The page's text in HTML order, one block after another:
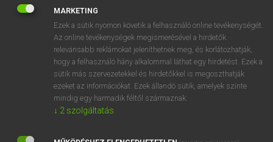
keresése szótárainkban
DÍJMENTES ANGOL SZÓTÁR
MARKETING
Ezek a sütik nyomon követik a felhasználó online tevékenységét.
Az online tevékenységek megismerésével a hirdetők
relevánsabb reklámokat jeleníthetnek meg, és korlátozhatják,
hogy a felhasználó hány alkalommal láthat egy hirdetést. Ezek a
sütik más szervezetekkel és hirdetőkkel is megoszthatják
ezeket az információkat. Ezek állandó sütik, amelyek szinte
mindig egy harmadik féltől származnak.
↓ 2 szolgáltatás